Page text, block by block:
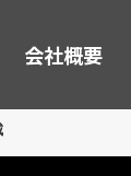
会社概要